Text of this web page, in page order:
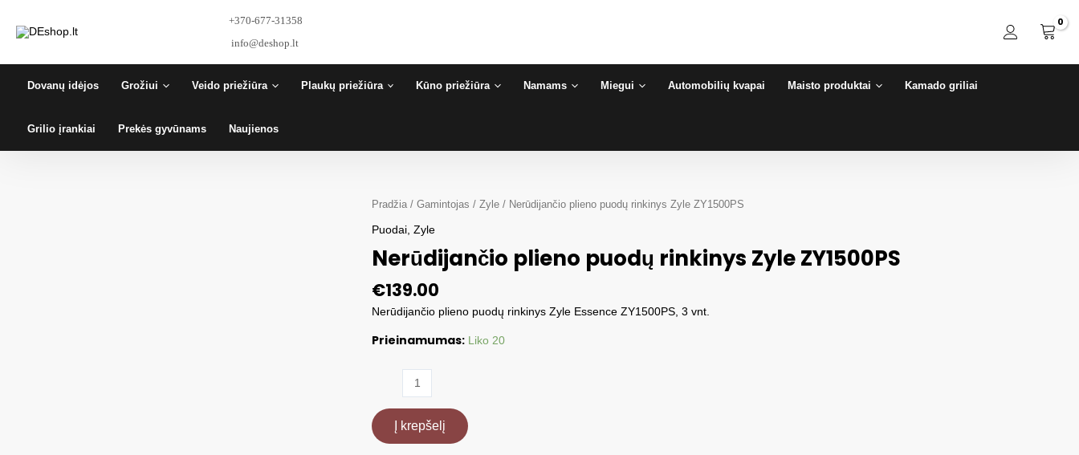
prie
+370-677-31358
info@deshop.lt
Dovanų idėjos Grožiui Veido priežiūra Plaukų priežiūra Kūno priežiūra Namams Miegui Automobilių kvapai Maisto produktai Kamado griliai
Grilio įrankiai Prekės gyvūnams Naujienos
Pradžia /Gamintojas /Zyle / Nerūdijančio plieno puodų rinkinys Zyle ZY1500PS
Puodai ,Zyle
Nerūdijančio plieno puodų rinkinys Zyle ZY1500PS
€139.00
Nerūdijančio plieno puodų rinkinys Zyle Essence ZY1500PS, 3 vnt.
Prieinamumas: Liko 20
produkto
Nerūdijančio
plieno
puodų
Į krepšelį